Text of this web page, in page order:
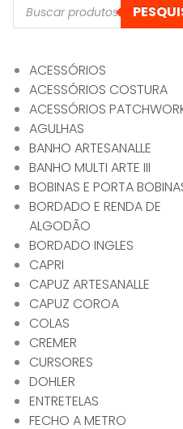
produtos
ACESSÓRIOS
ACESSÓRIOS COSTURA
ACESSÓRIOS
AGULHAS
BANHO ARTESANALLE
BANHO MULTI ARTE III
BOBINAS E PORTA
BORDADO E RENDA DE
ALGODÃO
BORDADO INGLES
CAPRI
CAPUZ ARTESANALLE
CAPUZ COROA
COLAS
CREMER
CURSORES
DOHLER
ENTRETELAS
FECHO A METRO